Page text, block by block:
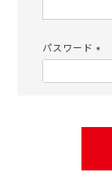
パスワード
須)